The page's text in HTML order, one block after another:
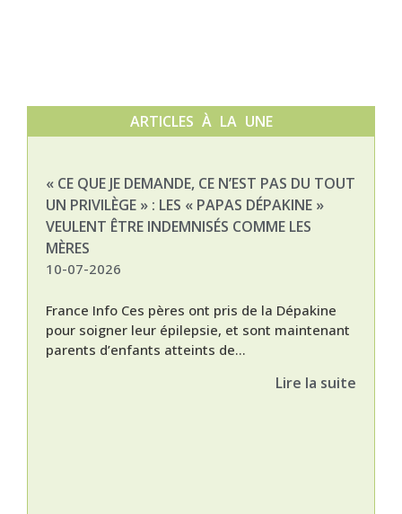
ARTICLES À LA UNE
« CE QUE JE DEMANDE, CE N’EST PAS DU TOUT
UN PRIVILÈGE » : LES « PAPAS DÉPAKINE »
VEULENT ÊTRE INDEMNISÉS COMME LES
MÈRES
10-07-2026
France Info Ces pères ont pris de la Dépakine
pour soigner leur épilepsie, et sont maintenant
parents d’enfants atteints de...
Lire la suite